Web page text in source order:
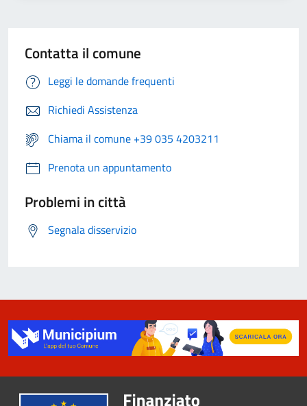
Contatta il comune
Leggi le domande frequenti
Richiedi Assistenza
Chiama il comune +39 035 4203211
Prenota un appuntamento
Problemi in città
Segnala disservizio